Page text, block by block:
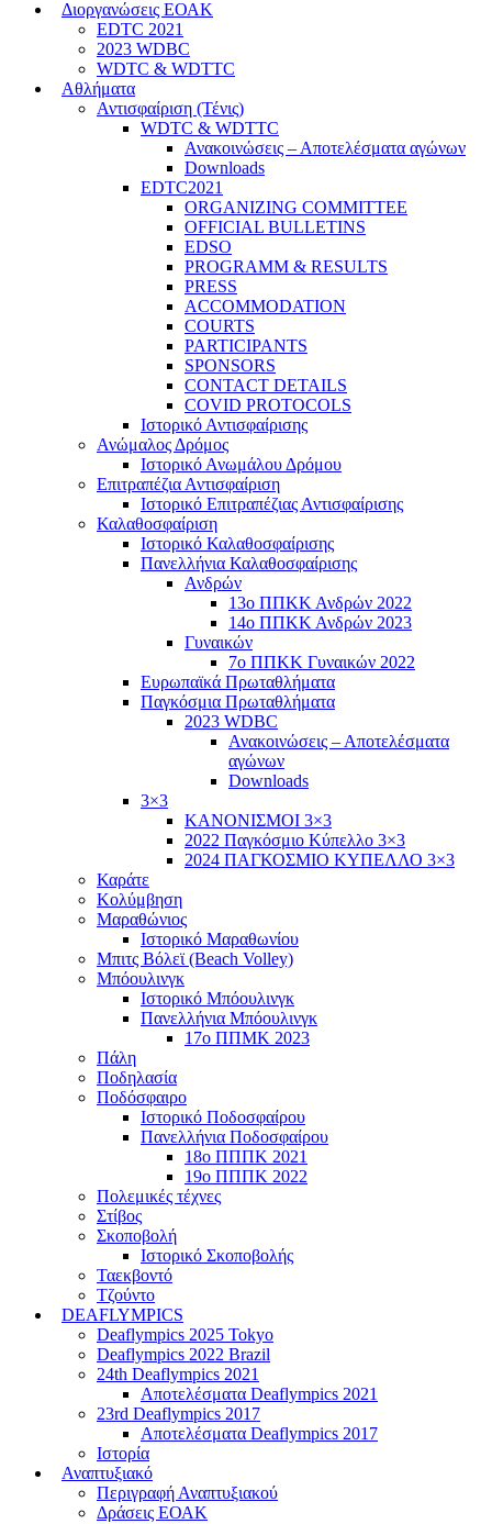
Διοργανώσεις ΕΟΑΚ
EDTC 2021
2023 WDBC
WDTC & WDTTC
Αθλήματα
Αντισφαίριση (Τένις)
WDTC & WDTTC
Ανακοινώσεις – Αποτελέσματα αγώνων
Downloads
EDTC2021
ORGANIZING COMMITTEE
OFFICIAL BULLETINS
EDSO
PROGRAMM & RESULTS
PRESS
ACCOMMODATION
COURTS
PARTICIPANTS
SPONSORS
CONTACT DETAILS
COVID PROTOCOLS
Ιστορικό Αντισφαίρισης
Ανώμαλος Δρόμος
Ιστορικό Ανωμάλου Δρόμου
Επιτραπέζια Αντισφαίριση
Ιστορικό Επιτραπέζιας Αντισφαίρισης
Καλαθοσφαίριση
Ιστορικό Καλαθοσφαίρισης
Πανελλήνια Καλαθοσφαίρισης
Ανδρών
13ο ΠΠΚΚ Ανδρών 2022
14ο ΠΠΚΚ Ανδρών 2023
Γυναικών
7ο ΠΠΚΚ Γυναικών 2022
Ευρωπαϊκά Πρωταθλήματα
Παγκόσμια Πρωταθλήματα
2023 WDBC
Ανακοινώσεις – Αποτελέσματα
αγώνων
Downloads
3×3
ΚΑΝΟΝΙΣΜΟΙ 3×3
2022 Παγκόσμιο Κύπελλο 3×3
2024 ΠΑΓΚΟΣΜΙΟ ΚΥΠΕΛΛΟ 3×3
Καράτε
Κολύμβηση
Μαραθώνιος
Ιστορικό Μαραθωνίου
Μπιτς Βόλεϊ (Beach Volley)
Μπόουλινγκ
Ιστορικό Μπόουλινγκ
Πανελλήνια Μπόουλινγκ
17ο ΠΠΜΚ 2023
Πάλη
Ποδηλασία
Ποδόσφαιρο
Ιστορικό Ποδοσφαίρου
Πανελλήνια Ποδοσφαίρου
18ο ΠΠΠΚ 2021
19ο ΠΠΠΚ 2022
Πολεμικές τέχνες
Στίβος
Σκοποβολή
Ιστορικό Σκοποβολής
Ταεκβοντό
Τζούντο
DEAFLYMPICS
Deaflympics 2025 Tokyo
Deaflympics 2022 Brazil
24th Deaflympics 2021
Αποτελέσματα Deaflympics 2021
23rd Deaflympics 2017
Αποτελέσματα Deaflympics 2017
Ιστορία
Αναπτυξιακό
Περιγραφή Αναπτυξιακού
Δράσεις ΕΟΑΚ